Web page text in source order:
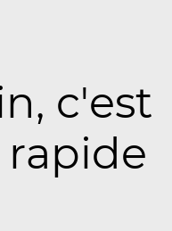
c'est